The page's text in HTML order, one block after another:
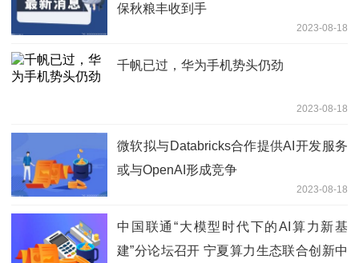
保秋粮丰收到手
2023-08-18
千帆已过，华为手机势头仍劲
2023-08-18
微软拟与Databricks合作提供AI开发服务
或与OpenAI形成竞争
2023-08-18
中国联通“大模型时代下的AI算力新基
建”分论坛召开 宁夏算力生态联合创新中